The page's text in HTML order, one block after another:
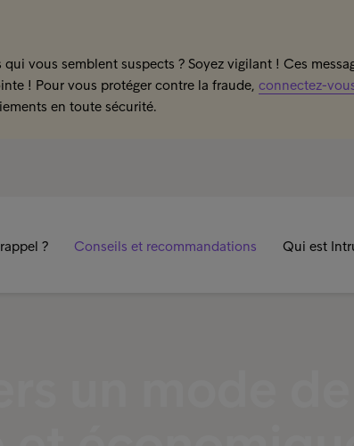
vous semblent suspects ? Soyez vigilant ! Ces
! Pour vous protéger contre la fraude, connectez-
en toute sécurité.
? Conseils et recommandations Qui est